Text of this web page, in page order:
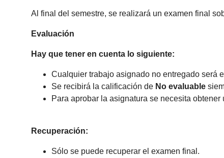
Al final del semestre, se realizará un examen final
Evaluación
Hay que tener en cuenta lo siguiente:
Cualquier trabajo asignado no entregado será
Se recibirá la calificación de No evaluable
Para aprobar la asignatura se necesita
Recuperación:
Sólo se puede recuperar el examen final.